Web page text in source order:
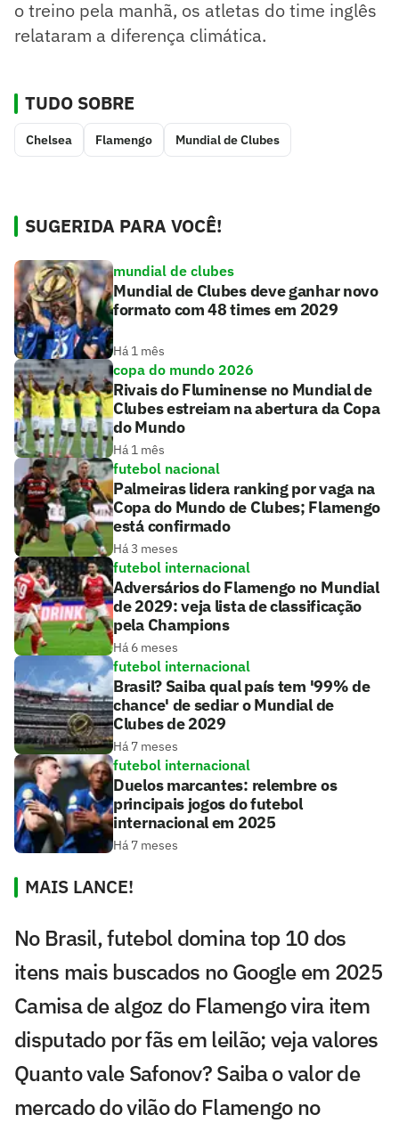
o treino pela manhã, os atletas do time inglês
relataram a diferença climática.
TUDO SOBRE
Chelsea Flamengo Mundial de Clubes
SUGERIDA PARA VOCÊ!
mundial de clubes
Mundial de Clubes deve ganhar novo
formato com 48 times em 2029
Há 1 mês
copa do mundo 2026
Rivais do Fluminense no Mundial de
Clubes estreiam na abertura da Copa
do Mundo
Há 1 mês
futebol nacional
Palmeiras lidera ranking por vaga na
Copa do Mundo de Clubes; Flamengo
está confirmado
Há 3 meses
futebol internacional
Adversários do Flamengo no Mundial
de 2029: veja lista de classificação
pela Champions
Há 6 meses
futebol internacional
Brasil? Saiba qual país tem '99% de
chance' de sediar o Mundial de
Clubes de 2029
Há 7 meses
futebol internacional
Duelos marcantes: relembre os
principais jogos do futebol
internacional em 2025
Há 7 meses
MAIS LANCE!
No Brasil, futebol domina top 10 dos
itens mais buscados no Google em 2025
Camisa de algoz do Flamengo vira item
disputado por fãs em leilão; veja valores
Quanto vale Safonov? Saiba o valor de
mercado do vilão do Flamengo no